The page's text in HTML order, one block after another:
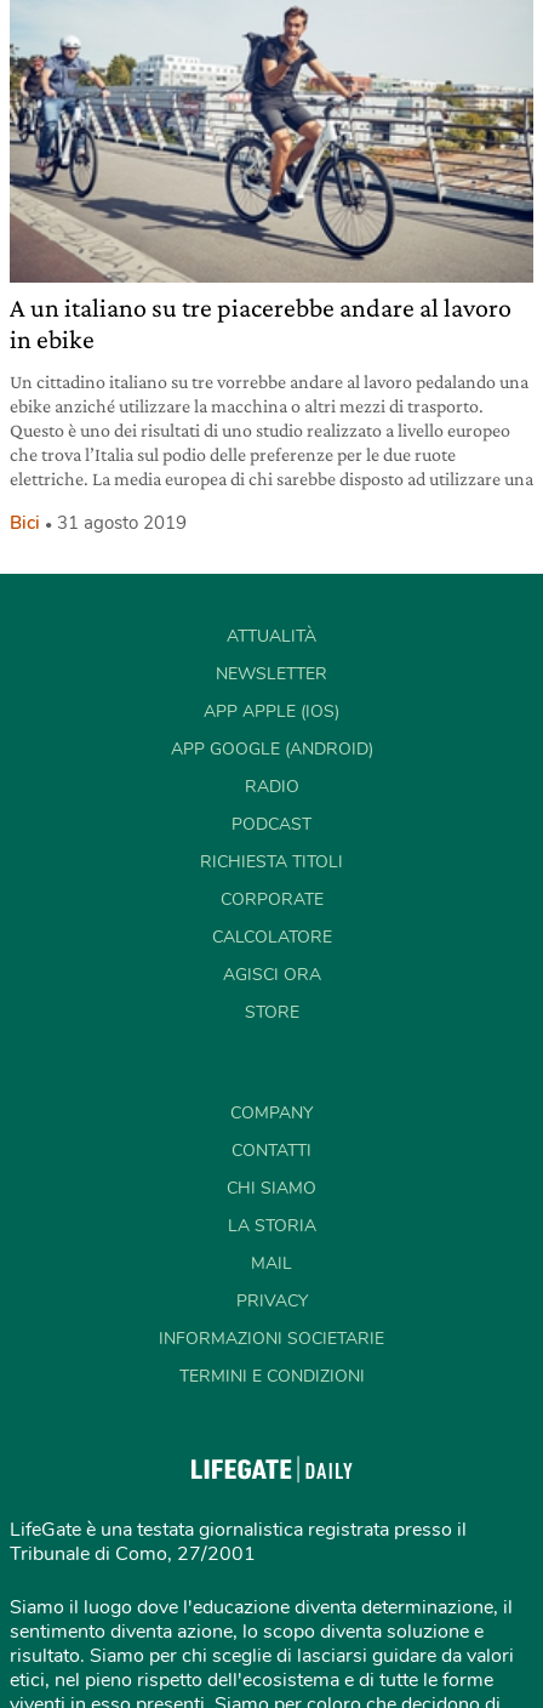
A un italiano su tre piacerebbe andare al lavoro
in ebike
Un cittadino italiano su tre vorrebbe andare al lavoro pedalando una
ebike anziché utilizzare la macchina o altri mezzi di trasporto.
Questo è uno dei risultati di uno studio realizzato a livello europeo
che trova l’Italia sul podio delle preferenze per le due ruote
elettriche. La media europea di chi sarebbe disposto ad utilizzare una
Bici 31 agosto 2019
ATTUALITÀ
NEWSLETTER
APP APPLE (IOS)
APP GOOGLE (ANDROID)
RADIO
PODCAST
RICHIESTA TITOLI
CORPORATE
CALCOLATORE
AGISCI ORA
STORE
COMPANY
CONTATTI
CHI SIAMO
LA STORIA
MAIL
PRIVACY
INFORMAZIONI SOCIETARIE
TERMINI E CONDIZIONI
LifeGate è una testata giornalistica registrata presso il
Tribunale di Como, 27/2001
Siamo il luogo dove l'educazione diventa determinazione, il
sentimento diventa azione, lo scopo diventa soluzione e
risultato. Siamo per chi sceglie di lasciarsi guidare da valori
etici, nel pieno rispetto dell'ecosistema e di tutte le forme